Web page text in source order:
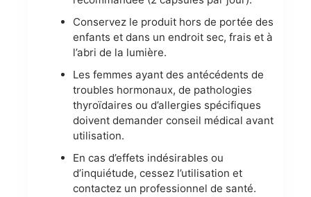
Conservez le produit hors de portée des
enfants et dans un endroit sec, frais et à
l’abri de la lumière.
Les femmes ayant des antécédents de
troubles hormonaux, de pathologies
thyroïdaires ou d’allergies spécifiques
doivent demander conseil médical avant
utilisation.
En cas d’effets indésirables ou
d’inquiétude, cessez l’utilisation et
contactez un professionnel de santé.